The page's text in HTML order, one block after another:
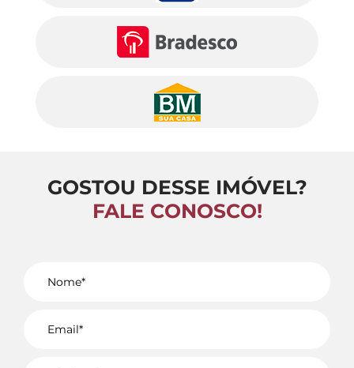
GOSTOU DESSE IMÓVEL?
FALE CONOSCO!